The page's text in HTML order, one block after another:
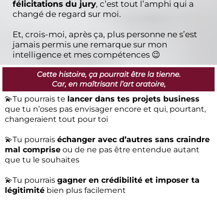
félicitations du jury, c’est tout l’amphi qui a
changé de regard sur moi.
Et, crois-moi, après ça, plus personne ne s’est
jamais permis une remarque sur mon
intelligence et mes compétences 😉
Cette histoire, ça pourrait être la tienne.
Car, en maîtrisant l’art oratoire,
💫Tu pourrais te lancer dans tes projets business
que tu n’oses pas envisager encore et qui, pourtant,
changeraient tout pour toi
💫Tu pourrais échanger avec d’autres sans craindre
mal comprise ou de ne pas être entendue autant
que tu le souhaites
💫Tu pourrais gagner en crédibilité et imposer ta
légitimité bien plus facilement